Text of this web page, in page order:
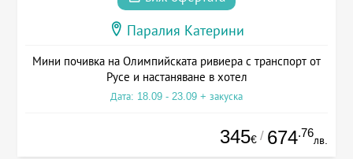
Паралия Катерини
Мини почивка на Олимпийската ривиера с транспорт от
Русе и настаняване в хотел
Дата: 18.09 - 23.09 + закуска
345€ / 674.76
лв.